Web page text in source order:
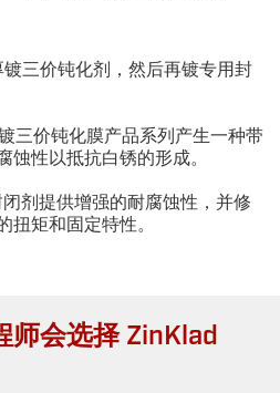
三价钝化剂，然后再镀专用封
三价钝化膜产品系列产生一种带
性以抵抗白锈的形成。
剂提供增强的耐腐蚀性，并修
矩和固定特性。
师会选择 ZinKlad